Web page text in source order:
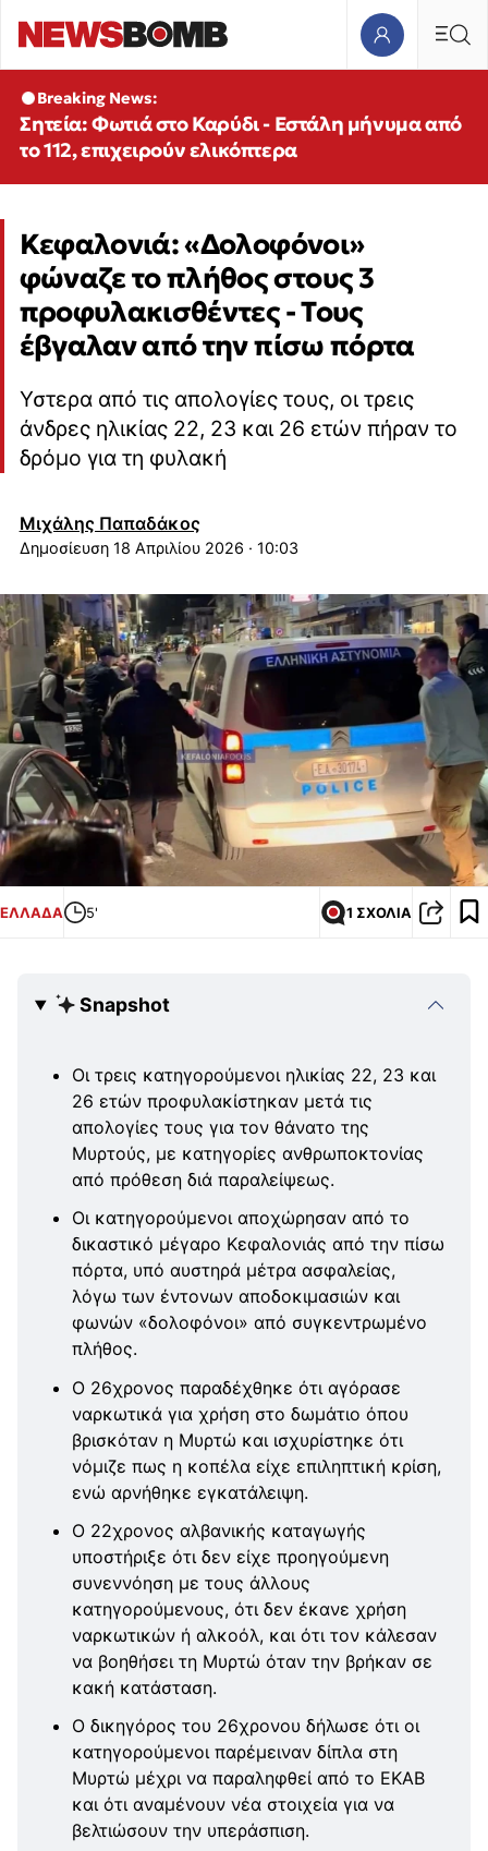
Breaking News:
Σητεία: Φωτιά στο Καρύδι - Εστάλη μήνυμα από
το 112, επιχειρούν ελικόπτερα
Κεφαλονιά: «Δολοφόνοι»
φώναζε το πλήθος στους 3
προφυλακισθέντες - Τους
έβγαλαν από την πίσω πόρτα
Υστερα από τις απολογίες τους, οι τρεις
άνδρες ηλικίας 22, 23 και 26 ετών πήραν το
δρόμο για τη φυλακή
Μιχάλης Παπαδάκος
18 Απριλίου 2026 · 10:03
ΕΛΛΑΔΑ 5' 1 ΣΧΟΛΙΑ
Snapshot
Οι τρεις κατηγορούμενοι ηλικίας 22, 23 και
26 ετών προφυλακίστηκαν μετά τις
απολογίες τους για τον θάνατο της
Μυρτούς, με κατηγορίες ανθρωποκτονίας
από πρόθεση διά παραλείψεως.
Οι κατηγορούμενοι αποχώρησαν από το
δικαστικό μέγαρο Κεφαλονιάς από την πίσω
πόρτα, υπό αυστηρά μέτρα ασφαλείας,
λόγω των έντονων αποδοκιμασιών και
φωνών «δολοφόνοι» από συγκεντρωμένο
πλήθος.
Ο 26χρονος παραδέχθηκε ότι αγόρασε
ναρκωτικά για χρήση στο δωμάτιο όπου
βρισκόταν η Μυρτώ και ισχυρίστηκε ότι
νόμιζε πως η κοπέλα είχε επιληπτική κρίση,
ενώ αρνήθηκε εγκατάλειψη.
Ο 22χρονος αλβανικής καταγωγής
υποστήριξε ότι δεν είχε προηγούμενη
συνεννόηση με τους άλλους
κατηγορούμενους, ότι δεν έκανε χρήση
ναρκωτικών ή αλκοόλ, και ότι τον κάλεσαν
να βοηθήσει τη Μυρτώ όταν την βρήκαν σε
κακή κατάσταση.
Ο δικηγόρος του 26χρονου δήλωσε ότι οι
κατηγορούμενοι παρέμειναν δίπλα στη
Μυρτώ μέχρι να παραληφθεί από το ΕΚΑΒ
και ότι αναμένουν νέα στοιχεία για να
βελτιώσουν την υπεράσπιση.